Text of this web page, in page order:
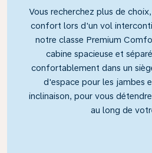
Vous recherchez plus de
confort lors d'un vol
notre classe Premium
cabine spacieuse et
confortablement dans un
d'espace pour les jambes
inclinaison, pour vous
au long de